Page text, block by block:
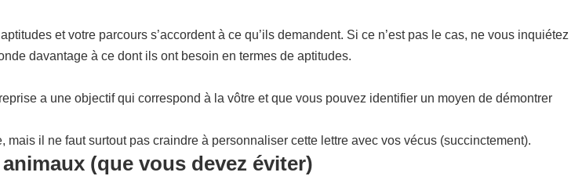
et votre parcours s’accordent à ce qu’ils demandent. Si ce n’est pas le cas, ne vous inquiétez
davantage à ce dont ils ont besoin en termes de aptitudes.
a une objectif qui correspond à la vôtre et que vous pouvez identifier un moyen de démontrer
il ne faut surtout pas craindre à personnaliser cette lettre avec vos vécus (succinctement).
(que vous devez éviter)